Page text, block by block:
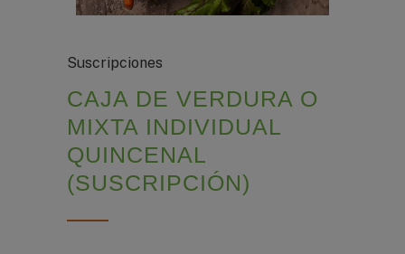
Suscripciones
CAJA DE VERDURA O
MIXTA INDIVIDUAL
QUINCENAL
(SUSCRIPCIÓN)